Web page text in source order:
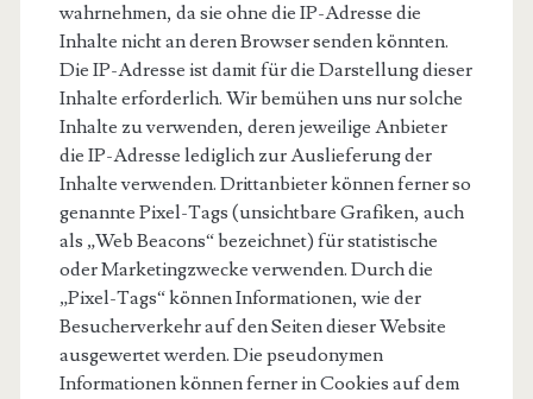
wahrnehmen, da sie ohne die IP-Adresse die
Inhalte nicht an deren Browser senden könnten.
Die IP-Adresse ist damit für die Darstellung dieser
Inhalte erforderlich. Wir bemühen uns nur solche
Inhalte zu verwenden, deren jeweilige Anbieter
die IP-Adresse lediglich zur Auslieferung der
Inhalte verwenden. Drittanbieter können ferner so
genannte Pixel-Tags (unsichtbare Grafiken, auch
als „Web Beacons“ bezeichnet) für statistische
oder Marketingzwecke verwenden. Durch die
„Pixel-Tags“ können Informationen, wie der
Besucherverkehr auf den Seiten dieser Website
ausgewertet werden. Die pseudonymen
Informationen können ferner in Cookies auf dem